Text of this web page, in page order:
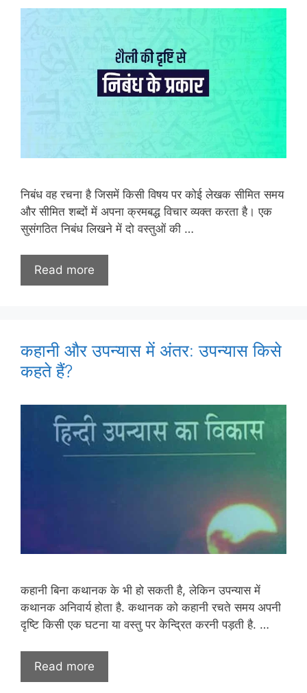
निबंध वह रचना है जिसमें किसी विषय पर कोई लेखक सीमित समय
और सीमित शब्दों में अपना क्रमबद्ध विचार व्यक्त करता है। एक
सुसंगठित निबंध लिखने में दो वस्तुओं की …
Read more
कहानी और उपन्यास में अंतर: उपन्यास किसे
कहते हैं?
कहानी बिना कथानक के भी हो सकती है, लेकिन उपन्यास में
कथानक अनिवार्य होता है. कथानक को कहानी रचते समय अपनी
दृष्टि किसी एक घटना या वस्तु पर केन्द्रित करनी पड़ती है. …
Read more